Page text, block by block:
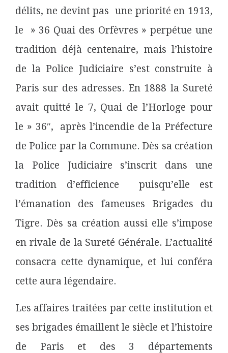
délits, ne devint pas une priorité en 1913,
le » 36 Quai des Orfèvres » perpétue une
tradition déjà centenaire, mais l’histoire
de la Police Judiciaire s’est construite à
Paris sur des adresses. En 1888 la Sureté
avait quitté le 7, Quai de l’Horloge pour
le » 36″, après l’incendie de la Préfecture
de Police par la Commune. Dès sa création
la Police Judiciaire s’inscrit dans une
tradition d’efficience puisqu’elle est
l’émanation des fameuses Brigades du
Tigre. Dès sa création aussi elle s’impose
en rivale de la Sureté Générale. L’actualité
consacra cette dynamique, et lui conféra
cette aura légendaire.
Les affaires traitées par cette institution et
ses brigades émaillent le siècle et l’histoire
de Paris et des 3 départements